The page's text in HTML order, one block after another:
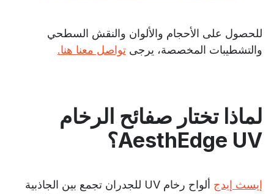
للحصول على الأحجام والألوان والنقش السطحي
والتشطيبات المخصصة، يرجىتواصل معنا هنا.
لماذا تختار صفائح الرخام
AesthEdge UV؟
إيسث إيدج
ألواح رخام UV للجدران تجمع بين الجاذبية